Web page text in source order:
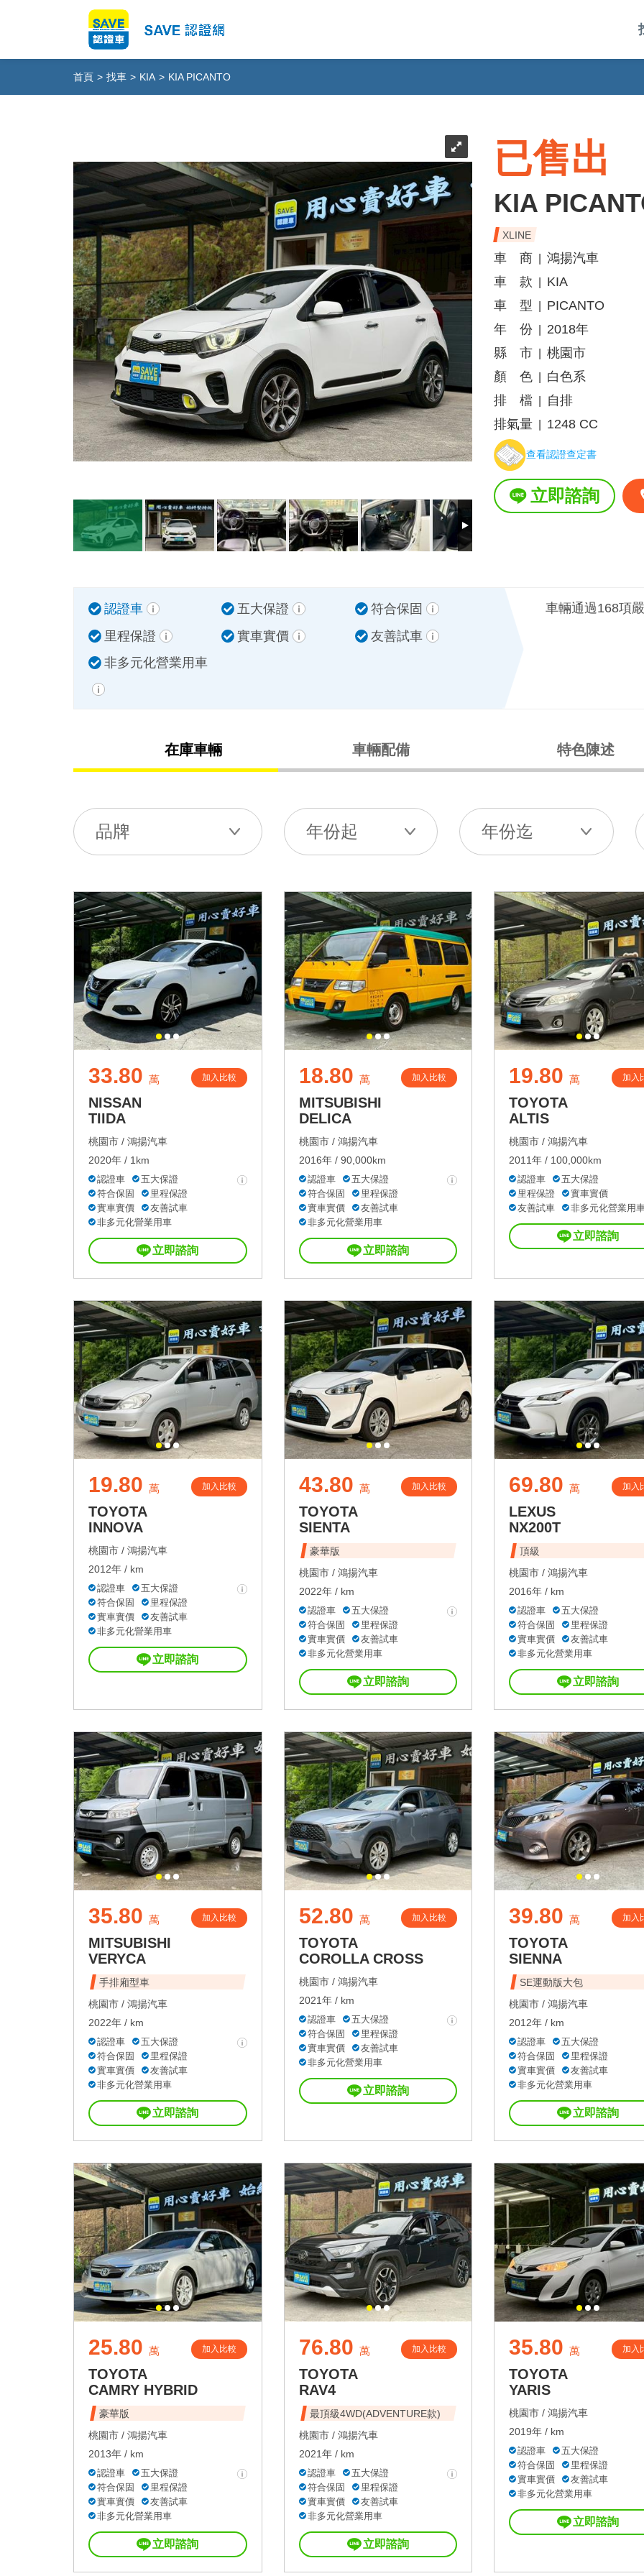
首頁 > 找車 > KIA > KIA PICANTO
已售出
KIA
XLINE
車 商
鴻揚汽車
車 款
KIA
車 型
PICANTO
年 份
2018年
縣 市
桃園市
顏 色
白色系
排 檔
自排
排氣量
1248 CC
查看認證查定書
立即諮詢
認證車 五大保證
符合保固
里程保證
實車實價
友善試車
非多元化營業用車
車輛通過168項
在庫車輛 車輛配備 特色陳述
33.80 萬 加入比較
NISSAN
TIIDA
桃園市 / 鴻揚汽車
2020年 / 1km
認證車
五大保證
符合保固
里程保證
實車實價
友善試車
非多元化營業用車
立即諮詢
18.80 萬 加入比較
MITSUBISHI
DELICA
桃園市 / 鴻揚汽車
2016年 / 90,000km
認證車
五大保證
符合保固
里程保證
實車實價
友善試車
非多元化營業用車
立即諮詢
19.80 萬 加入
TOYOTA
ALTIS
桃園市 / 鴻揚汽車
2011年 / 100,000km
認證車
五大保證
里程保證
實車實價
友善試車
非多元化營業用
立即諮詢
19.80 萬 加入比較
TOYOTA
INNOVA
桃園市 / 鴻揚汽車
2012年 / km
認證車
五大保證
符合保固
里程保證
實車實價
友善試車
非多元化營業用車
立即諮詢
43.80 萬 加入比較
TOYOTA
SIENTA
豪華版
桃園市 / 鴻揚汽車
2022年 / km
認證車
五大保證
符合保固
里程保證
實車實價
友善試車
非多元化營業用車
立即諮詢
69.80 萬 加入
LEXUS
NX200T
頂級
桃園市 / 鴻揚汽車
2016年 / km
認證車
五大保證
符合保固
里程保證
實車實價
友善試車
非多元化營業用車
立即諮詢
35.80 萬 加入比較
MITSUBISHI
VERYCA
手排廂型車
桃園市 / 鴻揚汽車
2022年 / km
認證車
五大保證
符合保固
里程保證
實車實價
友善試車
非多元化營業用車
立即諮詢
52.80 萬 加入比較
TOYOTA
COROLLA CROSS
桃園市 / 鴻揚汽車
2021年 / km
認證車
五大保證
符合保固
里程保證
實車實價
友善試車
非多元化營業用車
立即諮詢
39.80 萬 加入
TOYOTA
SIENNA
SE運動版大包
桃園市 / 鴻揚汽車
2012年 / km
認證車
五大保證
符合保固
里程保證
實車實價
友善試車
非多元化營業用車
立即諮詢
25.80 萬 加入比較
TOYOTA
CAMRY HYBRID
豪華版
桃園市 / 鴻揚汽車
2013年 / km
認證車
五大保證
符合保固
里程保證
實車實價
友善試車
非多元化營業用車
立即諮詢
76.80 萬 加入比較
TOYOTA
RAV4
最頂級4WD(ADVENTURE款)
桃園市 / 鴻揚汽車
2021年 / km
認證車
五大保證
符合保固
里程保證
實車實價
友善試車
非多元化營業用車
立即諮詢
35.80 萬 加入
TOYOTA
YARIS
桃園市 / 鴻揚汽車
2019年 / km
認證車
五大保證
符合保固
里程保證
實車實價
友善試車
非多元化營業用車
立即諮詢